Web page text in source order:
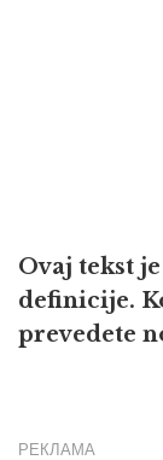
Ovaj tekst
definicije.
prevedete
РЕКЛАМА